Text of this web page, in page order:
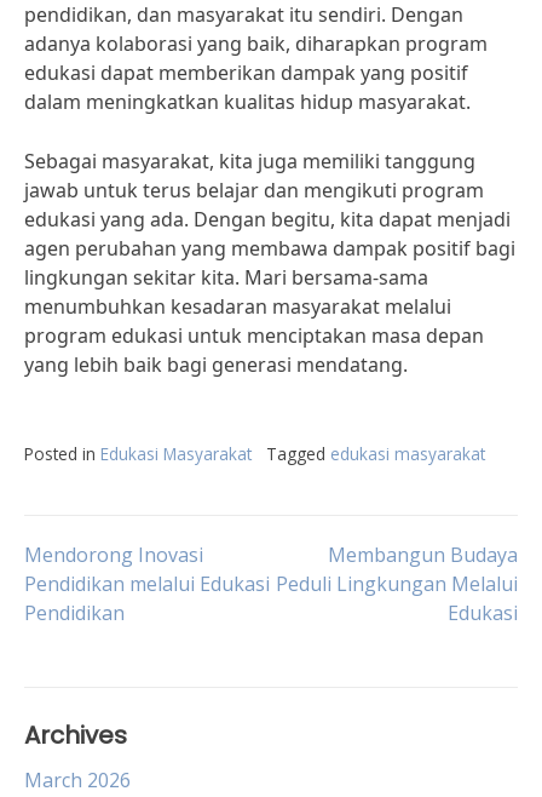
pendidikan, dan masyarakat itu sendiri. Dengan
adanya kolaborasi yang baik, diharapkan program
edukasi dapat memberikan dampak yang positif
dalam meningkatkan kualitas hidup masyarakat.
Sebagai masyarakat, kita juga memiliki tanggung
jawab untuk terus belajar dan mengikuti program
edukasi yang ada. Dengan begitu, kita dapat menjadi
agen perubahan yang membawa dampak positif bagi
lingkungan sekitar kita. Mari bersama-sama
menumbuhkan kesadaran masyarakat melalui
program edukasi untuk menciptakan masa depan
yang lebih baik bagi generasi mendatang.
Posted in Edukasi Masyarakat Tagged edukasi masyarakat
Post
navigation
Mendorong Inovasi
Pendidikan melalui Edukasi
Pendidikan
Membangun Budaya
Peduli Lingkungan Melalui
Edukasi
Archives
March 2026